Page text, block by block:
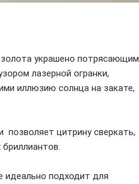
украшено потрясающим
лазерной огранки,
иллюзию солнца на закате,
позволяет цитрину сверкать,
идеально подходит для